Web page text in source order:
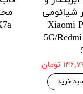
شیائومی
Xiaomi
5G/
تومان
خرید